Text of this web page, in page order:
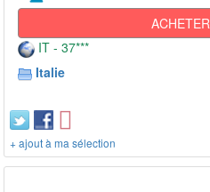
ACHETER
IT - 37***
Italie
+ ajout à ma sélection